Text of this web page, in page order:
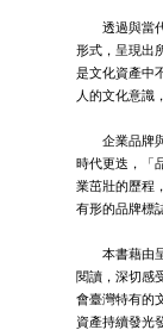
透過與當代
形式，呈現出
是文化資產中
人的文化意識
企業品牌與
時代更迭，「
業茁壯的歷程
有形的品牌標
本書藉由呈
閱讀，深切感
會臺灣特有的
資產持續發光